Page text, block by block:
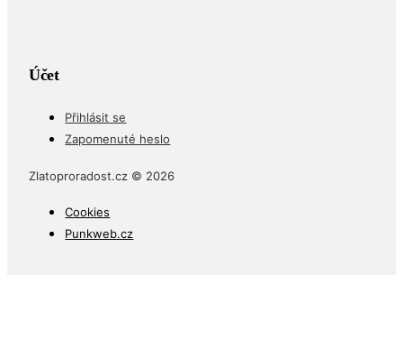
Účet
Přihlásit se
Zapomenuté heslo
Zlatoproradost.cz © 2026
Cookies
Punkweb.cz